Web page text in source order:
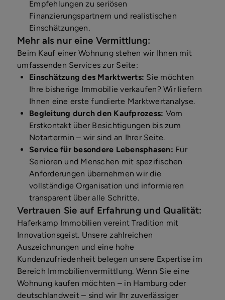
Empfehlungen zu seriösen
Finanzierungspartnern und realistischen
Einschätzungen.
Mehr als nur eine Vermittlung:
Beim Kauf einer Wohnung stehen wir Ihnen mit
umfassenden Services zur Seite:
Einschätzung des Marktwerts: Sie möchten
Ihre bisherige Immobilie verkaufen? Wir liefern
Ihnen eine erste fundierte Marktwertanalyse.
Begleitung durch den Kaufprozess: Vom
Erstkontakt über Besichtigungen bis zum
Notartermin – wir sind an Ihrer Seite.
Service für besondere Lebensphasen: Für
Senioren und Menschen mit spezifischen
Anforderungen übernehmen wir die
vollständige Organisation und informieren
transparent über alle Schritte.
Vertrauen Sie auf Erfahrung und Qualität:
Haferkamp Immobilien vereint Tradition mit
Innovationsgeist. Unsere zahlreichen
Auszeichnungen und eine hohe
Kundenzufriedenheit belegen unsere Expertise im
Bereich Immobilienvermittlung. Wenn Sie eine
Wohnung kaufen möchten – in Hamburg oder
deutschlandweit – sind wir Ihr zuverlässiger